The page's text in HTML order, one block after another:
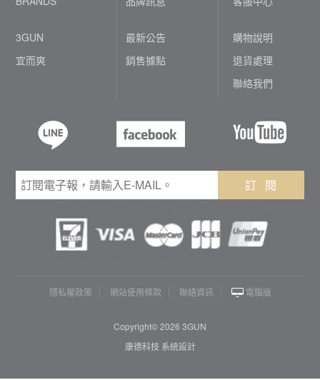
3GUN
宜而爽
最新公告
銷售據點
購物說明
退貨處理
聯絡我們
訂 閱
隱私權政策 網站使用條款 聯絡資訊 電腦版
Copyright© 2026 3GUN
康德科技 系統設計